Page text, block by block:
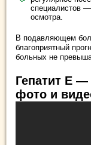
специалистов
осмотра.
В подавляющем
благоприятный
больных не
Гепатит Е
фото и